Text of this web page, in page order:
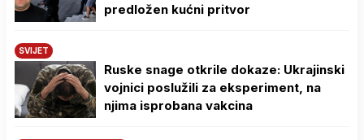
predložen kućni pritvor
SVIJET
Ruske snage otkrile dokaze: Ukrajinski
vojnici poslužili za eksperiment, na
njima isprobana vakcina